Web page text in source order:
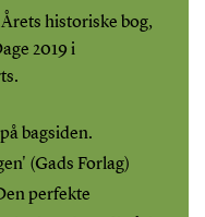
historiske bog,
2019 i
bagsiden.
(Gads Forlag)
perfekte